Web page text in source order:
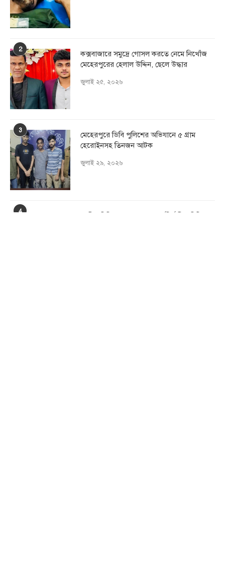
2
কক্সবাজারে সমুদ্রে গোসল করতে নেমে নিখোঁজ
মেহেরপুরের হেলাল উদ্দিন, ছেলে উদ্ধার
জুলাই ২৫, ২০২৬
3
মেহেরপুরে ডিবি পুলিশের অভিযানে ৫ গ্রাম
হেরোইনসহ তিনজন আটক
জুলাই ২৯, ২০২৬
4